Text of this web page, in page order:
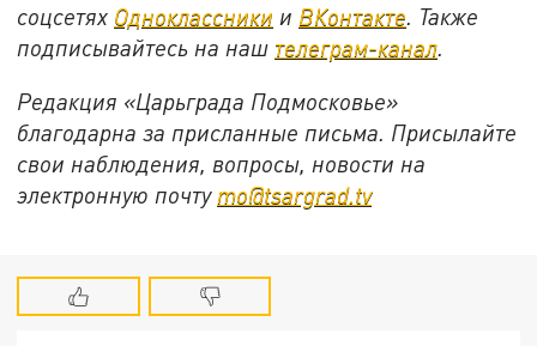
соцсетях Одноклассники и ВКонтакте . Также
подписывайтесь на наш телеграм-канал
Редакция «Царьграда Подмосковье»
благодарна за присланные письма. Присылайте
свои наблюдения, вопросы, новости на
электронную почту mo@tsargrad.tv